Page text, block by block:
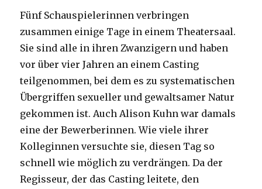
Fünf Schauspielerinnen verbringen
zusammen einige Tage in einem Theatersaal.
Sie sind alle in ihren Zwanzigern und haben
vor über vier Jahren an einem Casting
teilgenommen, bei dem es zu systematischen
Übergriffen sexueller und gewaltsamer Natur
gekommen ist. Auch Alison Kuhn war damals
eine der Bewerberinnen. Wie viele ihrer
Kolleginnen versuchte sie, diesen Tag so
schnell wie möglich zu verdrängen. Da der
Regisseur, der das Casting leitete, den